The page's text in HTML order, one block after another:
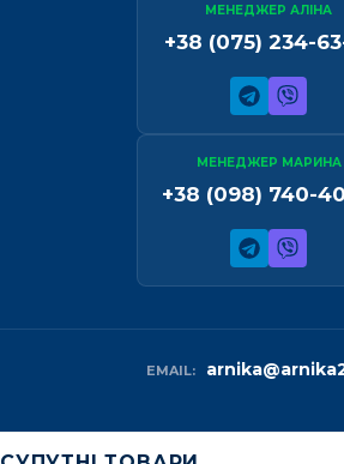
МЕНЕДЖЕР АЛІНА
+38 (075) 234-
МЕНЕДЖЕР МАРИНА
+38 (098) 740-
EMAIL: